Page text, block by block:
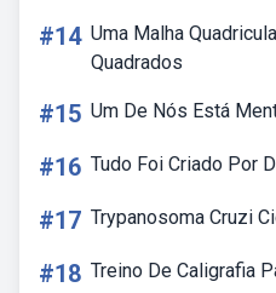
#14 Uma Malha
Quadrados
#15 Um De Nós Está
#16 Tudo Foi Criado Por
#17 Trypanosoma Cruzi
#18 Treino De Caligrafia